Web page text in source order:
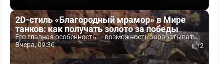
2D-стиль «Благородный мрамор» в Мире
танков: как получать золото за победы
Его главная особенность — возможность зарабатывать...
Вчера, 09:36
2